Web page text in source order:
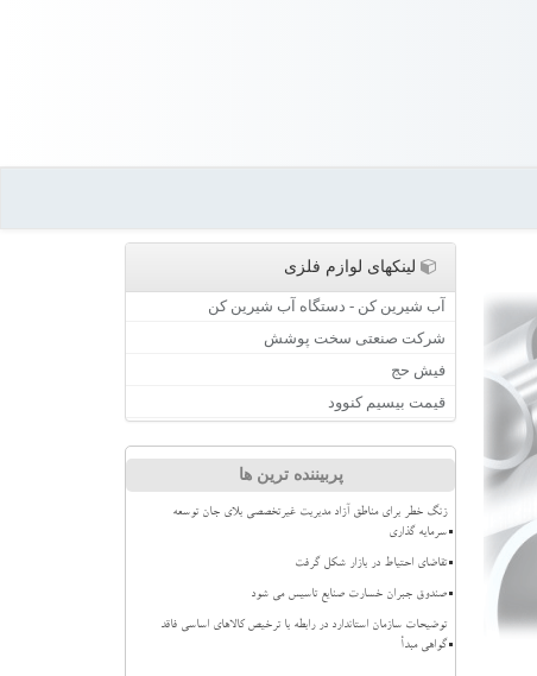
لینکهای لوازم فلزی
آب شیرین کن - دستگاه آب شیرین کن
شرکت صنعتی سخت پوشش
فیش حج
قیمت بیسیم کنوود
پربیننده ترین ها
زنگ خطر برای مناطق آزاد مدیریت غیرتخصصی بلای جان توسعه
سرمایه گذاری
تقاضای احتیاط در بازار شکل گرفت
صندوق جبران خسارت صنایع تاسیس می شود
توضیحات سازمان استاندارد در رابطه با ترخیص کالاهای اساسی فاقد
گواهی مبدأ